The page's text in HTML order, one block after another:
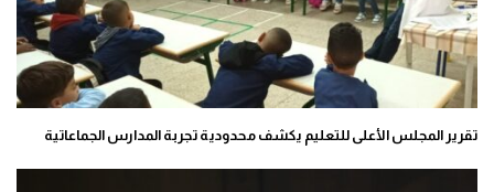
تقرير المجلس الأعلى للتعليم يكشف محدودية تجربة المدارس الجماعاتية